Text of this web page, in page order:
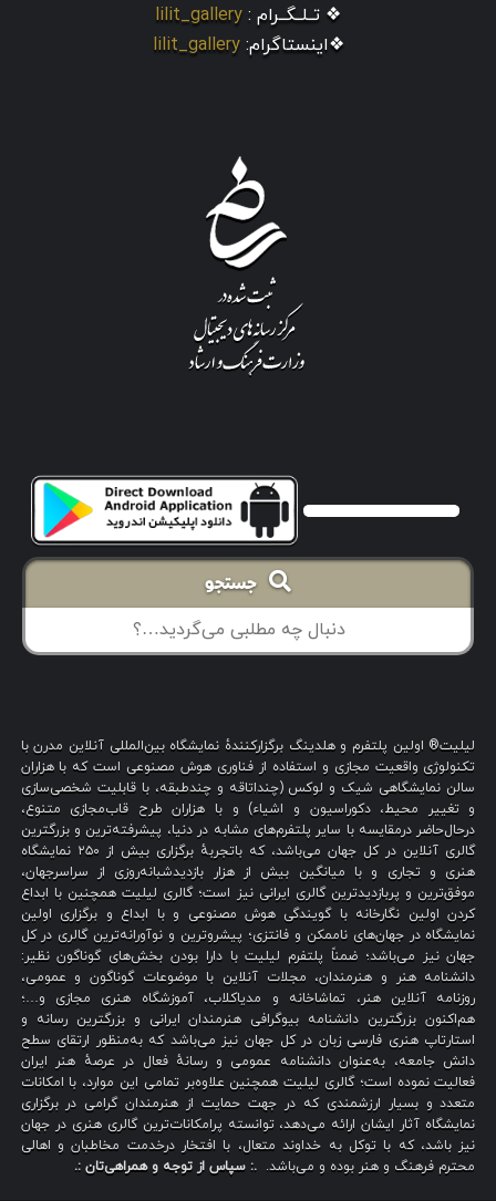
❖ تــلــگــرام : lilit_gallery
❖اینستاگرام: lilit_gallery
جستجو
لیلیت® اولین پلتفرم و هلدینگ برگزارکنندهٔ نمایشگاه بین‌المللی آنلاین مدرن با
تکنولوژی واقعیت مجازی و استفاده از فناوری هوش مصنوعی است که با هزاران
سالن نمایشگاهی شیک و لوکس (چنداتاقه و چندطبقه، با قابلیت شخصی‌سازی
و تغییر محیط، دکوراسیون و اشیاء) و با هزاران طرح قاب‌مجازی متنوع،
درحال‌حاضر درمقایسه با سایر پلتفرم‌های مشابه در دنیا، پیشرفته‌ترین و بزرگترین
گالری آنلاین در کل جهان می‌باشد، که باتجربهٔ برگزاری بیش از ۲۵۰ نمایشگاه
هنری و تجاری و با میانگین بیش از هزار بازدیدشبانه‌روزی از سراسرجهان،
موفق‌ترین و پربازدیدترین گالری ایرانی نیز است؛ گالری لیلیت همچنین با ابداع
کردن اولین نگارخانه با گویندگی هوش مصنوعی و با ابداع و برگزاری اولین
نمایشگاه در جهان‌های ناممکن و فانتزی؛ پیشروترین و نوآورانه‌ترین گالری در کل
جهان نیز می‌باشد؛ ضمناً پلتفرم لیلیت با دارا بودن بخش‌های گوناگون نظیر:
دانشنامه هنر و هنرمندان، مجلات آنلاین با موضوعات گوناگون و عمومی،
روزنامه آنلاین هنر، تماشاخانه و مدیاکلاب، آموزشگاه هنری مجازی و…؛
هم‌اکنون بزرگترین دانشنامه بیوگرافی هنرمندان ایرانی و بزرگترین رسانه و
استارتاپ هنری فارسی زبان در کل جهان نیز می‌باشد که به‌منظور ارتقای سطح
دانش جامعه، به‌عنوان دانشنامه عمومی و رسانهٔ فعال در عرصهٔ هنر ایران
فعالیت نموده است؛ گالری لیلیت همچنین علاوه‌بر تمامی این موارد، با امکانات
متعدد و بسیار ارزشمندی که در جهت حمایت از هنرمندان گرامی در برگزاری
نمایشگاه آثار ایشان ارائه می‌دهد، توانسته پرامکانات‌ترین گالری هنری در جهان
نیز باشد، که با توکل به خداوند متعال، با افتخار درخدمت مخاطبان و اهالی
محترم فرهنگ و هنر بوده و می‌باشد. .: سپاس از توجه و همراهی‌تان :.